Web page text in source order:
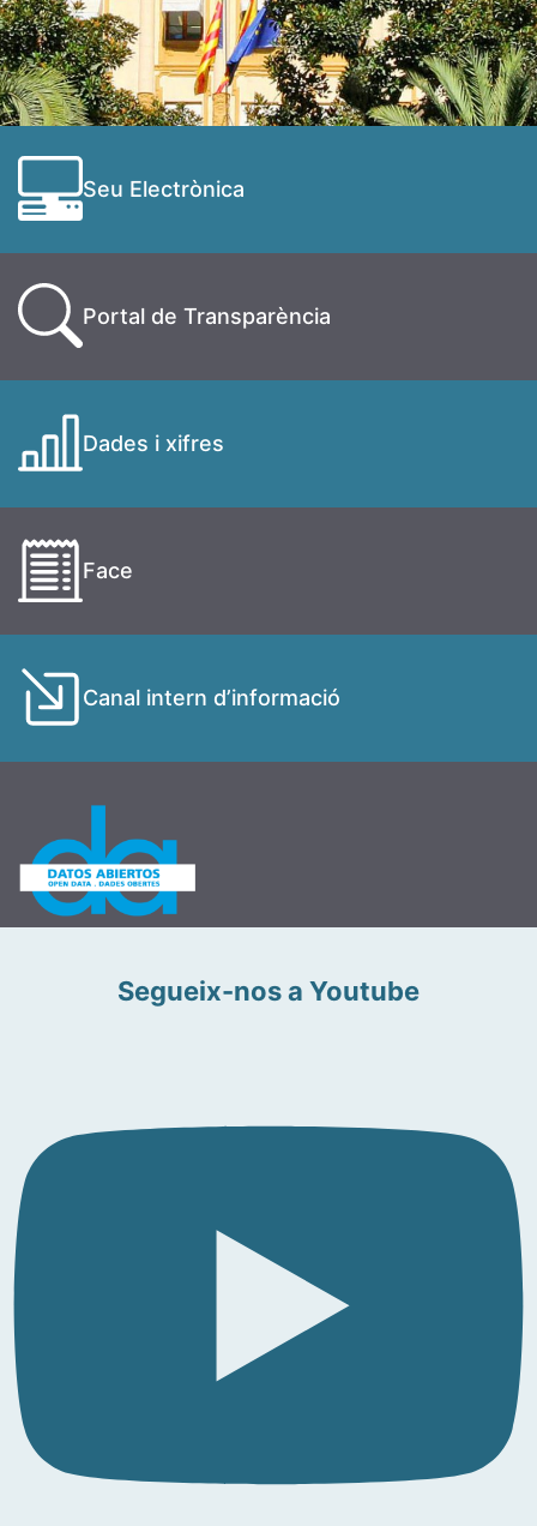
Seu Electrònica
Portal de Transparència
Dades i xifres
Face
Canal intern d’informació
Segueix-nos a Youtube